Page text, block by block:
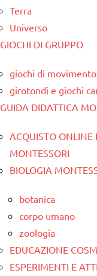
Terra
Universo
GIOCHI DI GRUPPO
giochi di movimento
girotondi e giochi
GUIDA DIDATTICA
ACQUISTO ONLINE
MONTESSORI
BIOLOGIA
botanica
corpo umano
zoologia
EDUCAZIONE
ESPERIMENTI E